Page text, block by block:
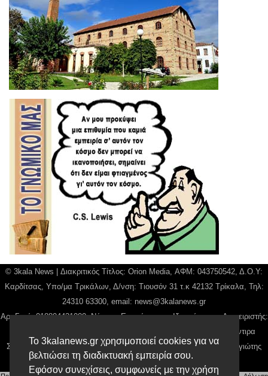
Το 3kalanews.gr χρησιμοποιεί cookies για να
βελτιώσει τη διαδικτυακή εμπειρία σου.
Εφόσον συνεχίσεις, συμφωνείς με την χρήση
© 3kala News | Διακριτικός Τίτλος: Orion Media, ΑΦΜ: 043750542, Δ.Ο.Υ:
Καρδίτσας, Υπο/μα Τρικάλων, Δ/νση: Τιουσόν 31 τ.κ 42132 Τρίκαλα, Τηλ:
24310 63300, email: news@3kalanews.gr
Αρ. Γεμή: 018804431000, Νόμιμος Εκπρόσωπος, Ιδιοκτήτης και Διαχειριστής:
Παναγιώτης Φιλίππου, Διευθύντρια: Γιαννουσά Βασιλική, Διευθύντιρα
Σύνταξης: Μπαλαμπάνη Βασιλική. Δικαιούχος domain name Παναγιώτης
Φιλίππου